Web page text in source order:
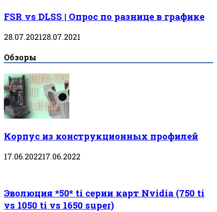
FSR vs DLSS | Опрос по разнице в графике
28.07.202128.07.2021
Обзоры
Корпус из конструкционных профилей
17.06.202217.06.2022
Эволюция *50* ti серии карт Nvidia (750 ti
vs 1050 ti vs 1650 super)